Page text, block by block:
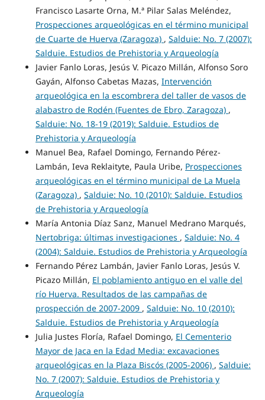
Francisco Lasarte Orna, M.ª Pilar Salas Meléndez,
Prospecciones arqueológicas en el término municipal
de Cuarte de Huerva (Zaragoza) , Salduie: No. 7 (2007):
Salduie. Estudios de Prehistoria y Arqueología
Javier Fanlo Loras, Jesús V. Picazo Millán, Alfonso Soro
Gayán, Alfonso Cabetas Mazas, Intervención
arqueológica en la escombrera del taller de vasos de
alabastro de Rodén (Fuentes de Ebro, Zaragoza) ,
Salduie: No. 18-19 (2019): Salduie. Estudios de
Prehistoria y Arqueología
Manuel Bea, Rafael Domingo, Fernando Pérez-
Lambán, Ieva Reklaityte, Paula Uribe, Prospecciones
arqueológicas en el término municipal de La Muela
(Zaragoza) , Salduie: No. 10 (2010): Salduie. Estudios
de Prehistoria y Arqueología
María Antonia Díaz Sanz, Manuel Medrano Marqués,
Nertobriga: últimas investigaciones , Salduie: No. 4
(2004): Salduie. Estudios de Prehistoria y Arqueología
Fernando Pérez Lambán, Javier Fanlo Loras, Jesús V.
Picazo Millán, El poblamiento antiguo en el valle del
río Huerva. Resultados de las campañas de
prospección de 2007-2009 , Salduie: No. 10 (2010):
Salduie. Estudios de Prehistoria y Arqueología
Julia Justes Floría, Rafael Domingo, El Cementerio
Mayor de Jaca en la Edad Media: excavaciones
arqueológicas en la Plaza Biscós (2005-2006) , Salduie:
No. 7 (2007): Salduie. Estudios de Prehistoria y
Arqueología